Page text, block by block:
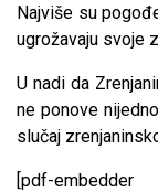
Najviše su
ugrožavaju svoje
U nadi da
ne ponove
slučaj
[pdf-embedder